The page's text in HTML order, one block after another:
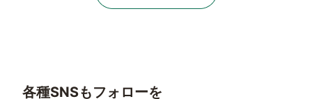
各種SNSもフォローを